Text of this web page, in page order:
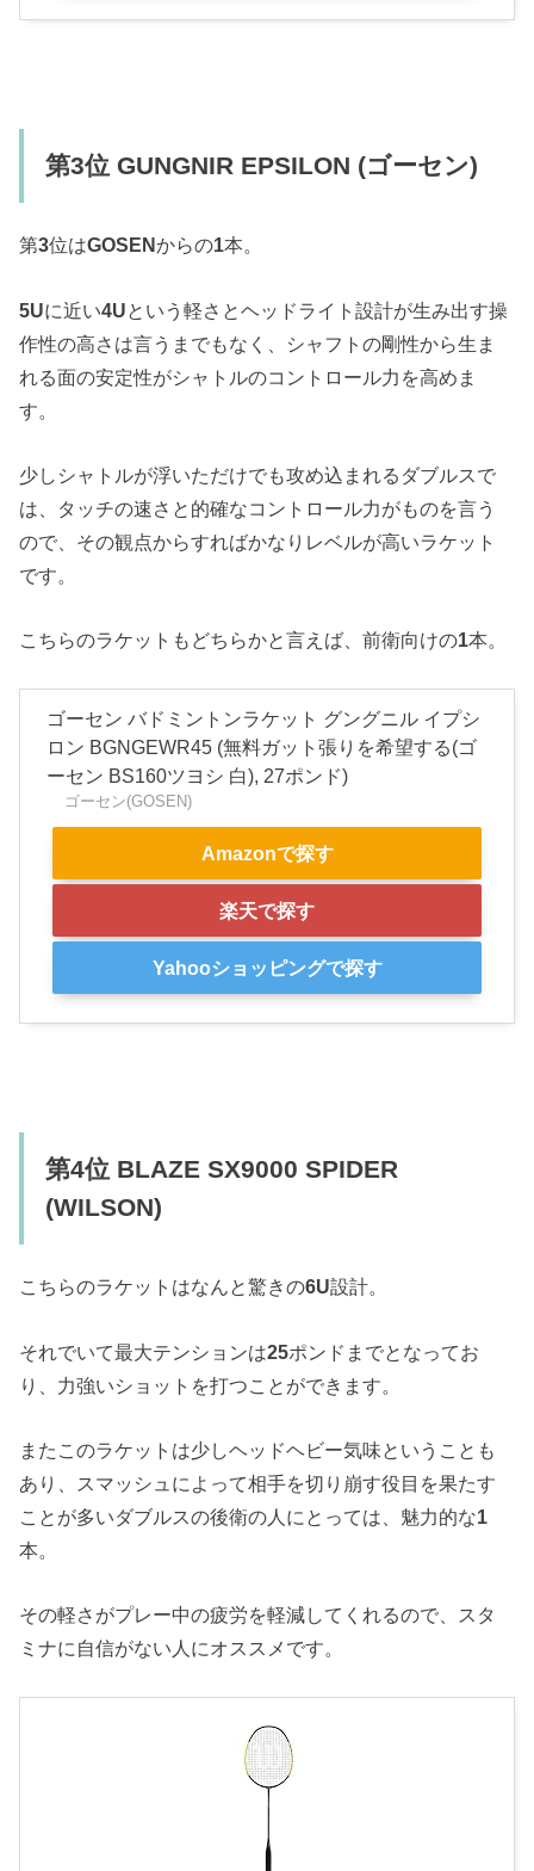
第3位 GUNGNIR EPSILON (ゴーセン)
第3位はGOSENからの1本。
5Uに近い4Uという軽さとヘッドライト設計が生み出す操
作性の高さは言うまでもなく、シャフトの剛性から生ま
れる面の安定性がシャトルのコントロール力を高めま
す。
少しシャトルが浮いただけでも攻め込まれるダブルスで
は、タッチの速さと的確なコントロール力がものを言う
ので、その観点からすればかなりレベルが高いラケット
です。
こちらのラケットもどちらかと言えば、前衛向けの1本。
ゴーセン バドミントンラケット グングニル イプシ
ロン BGNGEWR45 (無料ガット張りを希望する(ゴ
ーセン BS160ツヨシ 白), 27ポンド)
ゴーセン(GOSEN)
Amazonで探す
楽天で探す
Yahooショッピングで探す
第4位 BLAZE SX9000 SPIDER
(WILSON)
こちらのラケットはなんと驚きの6U設計。
それでいて最大テンションは25ポンドまでとなってお
り、力強いショットを打つことができます。
またこのラケットは少しヘッドヘビー気味ということも
あり、スマッシュによって相手を切り崩す役目を果たす
ことが多いダブルスの後衛の人にとっては、魅力的な1
本。
その軽さがプレー中の疲労を軽減してくれるので、スタ
ミナに自信がない人にオススメです。